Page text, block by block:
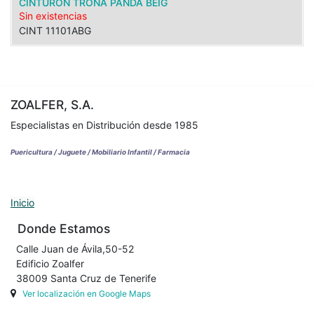
CINTURON TRONA PANDA BEIG
Sin existencias
CINT 11101ABG
ZOALFER, S.A.
Especialistas en Distribución desde 1985
Puericultura / Juguete / Mobiliario Infantil / Farmacia
Inicio
Donde Estamos
Calle Juan de Ávila,50-52
Edificio Zoalfer
38009 Santa Cruz de Tenerife
Ver localización en Google Maps